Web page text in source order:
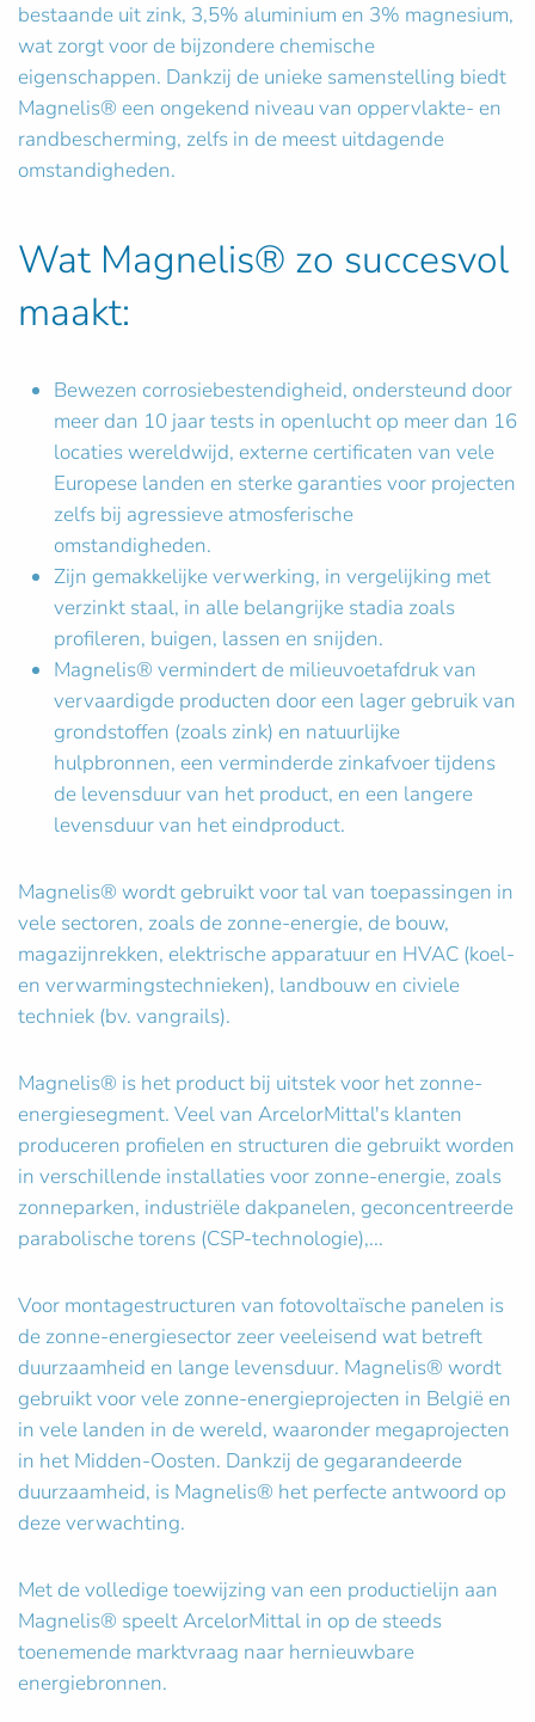
bestaande uit zink, 3,5% aluminium en 3% magnesium,
wat zorgt voor de bijzondere chemische
eigenschappen. Dankzij de unieke samenstelling biedt
Magnelis® een ongekend niveau van oppervlakte- en
randbescherming, zelfs in de meest uitdagende
omstandigheden.
Wat Magnelis® zo succesvol
maakt:
Bewezen corrosiebestendigheid, ondersteund door
meer dan 10 jaar tests in openlucht op meer dan 16
locaties wereldwijd, externe certificaten van vele
Europese landen en sterke garanties voor projecten
zelfs bij agressieve atmosferische
omstandigheden.
Zijn gemakkelijke verwerking, in vergelijking met
verzinkt staal, in alle belangrijke stadia zoals
profileren, buigen, lassen en snijden.
Magnelis® vermindert de milieuvoetafdruk van
vervaardigde producten door een lager gebruik van
grondstoffen (zoals zink) en natuurlijke
hulpbronnen, een verminderde zinkafvoer tijdens
de levensduur van het product, en een langere
levensduur van het eindproduct.
Magnelis® wordt gebruikt voor tal van toepassingen in
vele sectoren, zoals de zonne-energie, de bouw,
magazijnrekken, elektrische apparatuur en HVAC (koel-
en verwarmingstechnieken), landbouw en civiele
techniek (bv. vangrails).
Magnelis® is het product bij uitstek voor het zonne-
energiesegment. Veel van ArcelorMittal's klanten
produceren profielen en structuren die gebruikt worden
in verschillende installaties voor zonne-energie, zoals
zonneparken, industriële dakpanelen, geconcentreerde
parabolische torens (CSP-technologie),...
Voor montagestructuren van fotovoltaïsche panelen is
de zonne-energiesector zeer veeleisend wat betreft
duurzaamheid en lange levensduur. Magnelis® wordt
gebruikt voor vele zonne-energieprojecten in België en
in vele landen in de wereld, waaronder megaprojecten
in het Midden-Oosten. Dankzij de gegarandeerde
duurzaamheid, is Magnelis® het perfecte antwoord op
deze verwachting.
Met de volledige toewijzing van een productielijn aan
Magnelis® speelt ArcelorMittal in op de steeds
toenemende marktvraag naar hernieuwbare
energiebronnen.